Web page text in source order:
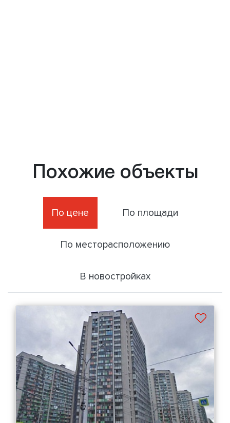
Похожие объекты
По цене По площади
По месторасположению
В новостройках